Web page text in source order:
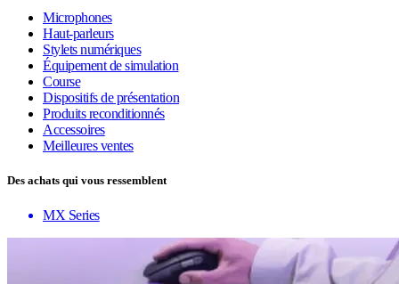
Microphones
Haut-parleurs
Stylets numériques
Équipement de simulation
Course
Dispositifs de présentation
Produits reconditionnés
Accessoires
Meilleures ventes
Des achats qui vous ressemblent
MX Series